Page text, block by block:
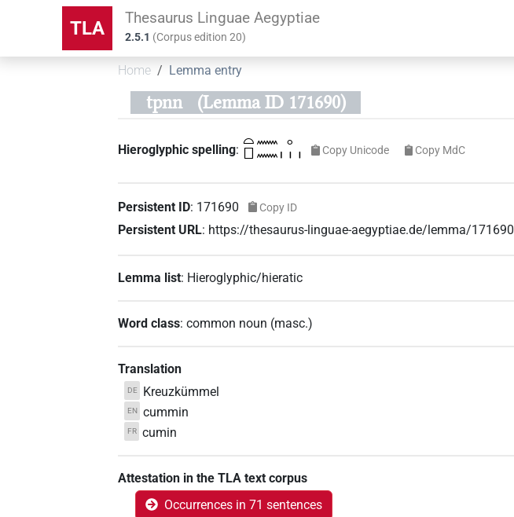
TLA Thesaurus Linguae Aegyptiae
2.5.1 (Corpus edition20)
Home Lemma entry
tpnn (Lemma ID 171690)
Hieroglyphic spelling: 𓏏𓊪𓈖𓈖𓈒𓏥 Copy Unicode Copy MdC
Persistent ID: 171690 Copy ID
Persistent URL: https://thesaurus-linguae-aegyptiae.de/lemma/171690
Lemma list: Hieroglyphic/hieratic
Word class:common noun (masc.)
Translation
DE Kreuzkümmel
EN cummin
FR cumin
Attestation in the TLA text corpus
Occurrences in 71 sentences